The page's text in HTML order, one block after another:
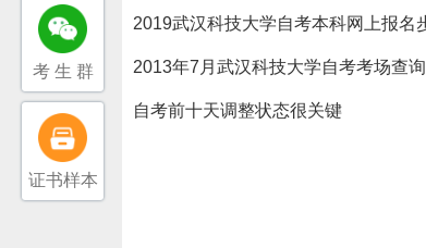
2013年7月武汉科技大学自考考场查询
自考前十天调整状态很关键
考 生 群
证书样本